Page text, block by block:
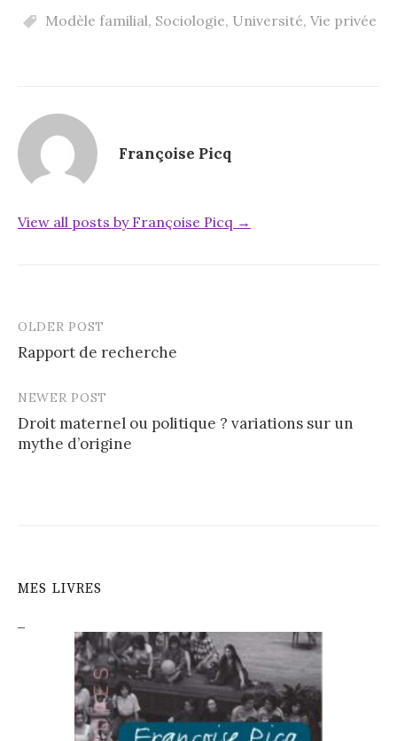
Modèle familial, Sociologie, Université, Vie privée
Françoise Picq
View all posts by Françoise Picq →
Post
navigation
OLDER POST
Rapport de recherche
NEWER POST
Droit maternel ou politique ? variations sur un
mythe d’origine
MES LIVRES